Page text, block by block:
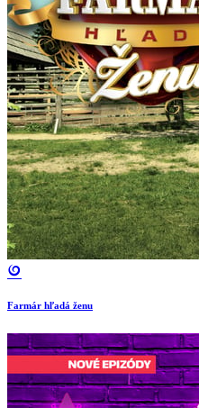
Farmár hľadá ženu